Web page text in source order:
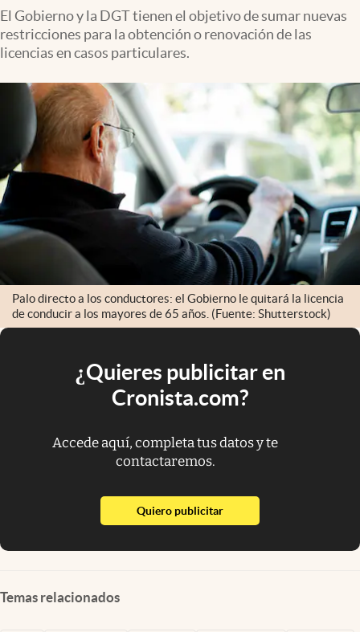
El Gobierno y la DGT tienen el objetivo de sumar nuevas
restricciones para la obtención o renovación de las
licencias en casos particulares.
Palo directo a los conductores: el Gobierno le quitará la licencia
de conducir a los mayores de 65 años. (Fuente: Shutterstock)
¿Quieres publicitar en
Cronista.com?
Accede aquí, completa tus datos y te
contactaremos.
Quiero publicitarabre en nueva pestaña
Temas relacionados